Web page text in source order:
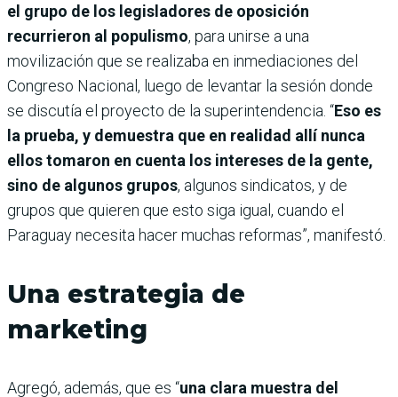
el grupo de los legisladores de oposición
recurrieron al populismo, para unirse a una
movilización que se realizaba en inmediaciones del
Congreso Nacional, luego de levantar la sesión donde
se discutía el proyecto de la superintendencia. “Eso es
la prueba, y demuestra que en realidad allí nunca
ellos tomaron en cuenta los intereses de la gente,
sino de algunos grupos, algunos sindicatos, y de
grupos que quieren que esto siga igual, cuando el
Paraguay necesita hacer muchas reformas”, manifestó.
Una estrategia de
marketing
Agregó, además, que es “una clara muestra del